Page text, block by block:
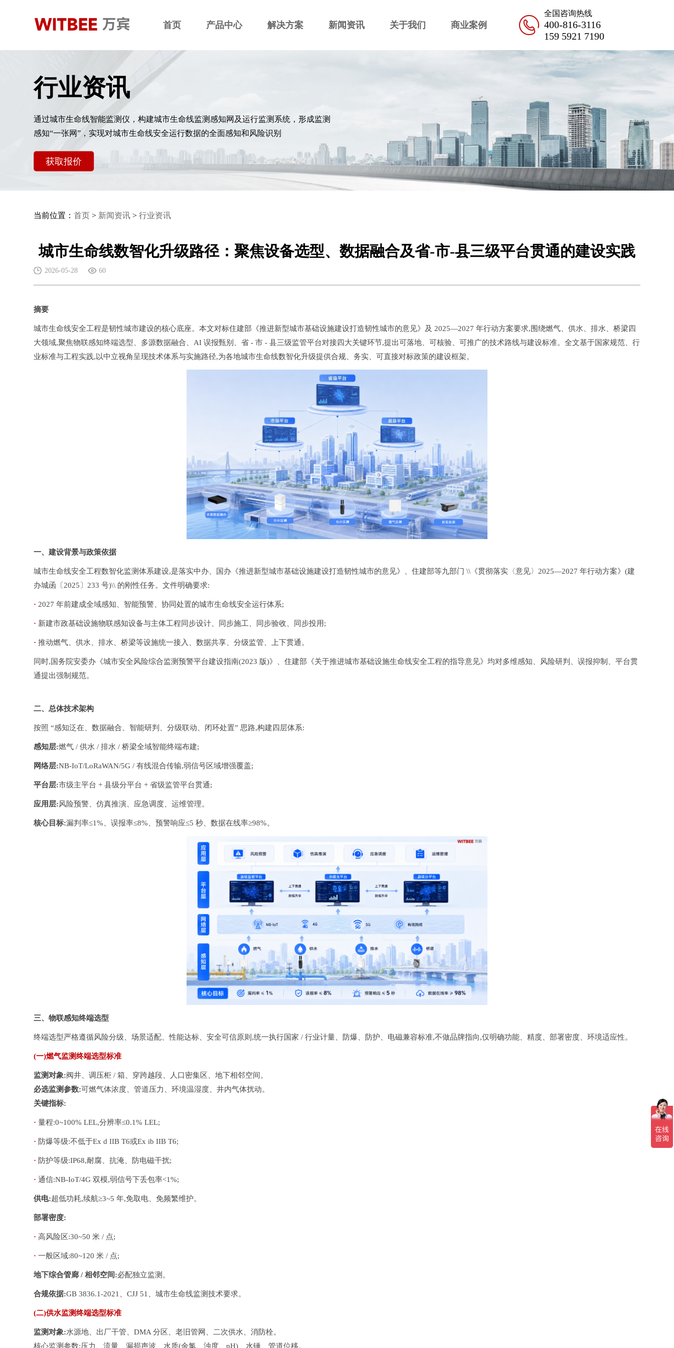
首页 产品中心 解决方案 新闻资讯 关于我们 商业案例
全国咨询热线
400-816-3116
159 5921 7190
行业资讯
通过城市生命线智能监测仪，构建城市生命线监测感知网及运行监测系统，形成监测
感知“一张网”，实现对城市生命线安全运行数据的全面感知和风险识别
获取报价
当前位置：首页 > 新闻资讯 >行业资讯
城市生命线数智化升级路径：聚焦设备选型、数据融合及省-市-县三级平台贯通的建设实践
2026-05-28 60
摘要
城市生命线安全工程是韧性城市建设的核心底座。本文对标住建部《推进新型城市基础设施建设打造韧性城市的意见》及 2025—2027 年行动方案要求,围绕燃气、供水、排水、桥梁四
大领域,聚焦物联感知终端选型、多源数据融合、AI 误报甄别、省 - 市 - 县三级监管平台对接四大关键环节,提出可落地、可核验、可推广的技术路线与建设标准。全文基于国家规范、行
业标准与工程实践,以中立视角呈现技术体系与实施路径,为各地城市生命线数智化升级提供合规、务实、可直接对标政策的建设框架。
一、建设背景与政策依据
城市生命线安全工程数智化监测体系建设,是落实中办、国办《推进新型城市基础设施建设打造韧性城市的意见》、住建部等九部门 \\《贯彻落实〈意见〉2025—2027 年行动方案》(建
办城函〔2025〕233 号)\\ 的刚性任务。文件明确要求:
· 2027 年前建成全域感知、智能预警、协同处置的城市生命线安全运行体系;
· 新建市政基础设施物联感知设备与主体工程同步设计、同步施工、同步验收、同步投用;
· 推动燃气、供水、排水、桥梁等设施统一接入、数据共享、分级监管、上下贯通。
同时,国务院安委办《城市安全风险综合监测预警平台建设指南(2023 版)》、住建部《关于推进城市基础设施生命线安全工程的指导意见》均对多维感知、风险研判、误报抑制、平台贯
通提出强制规范。
二、总体技术架构
按照 “感知泛在、数据融合、智能研判、分级联动、闭环处置” 思路,构建四层体系:
感知层:燃气 / 供水 / 排水 / 桥梁全域智能终端布建;
网络层:NB-IoT/LoRaWAN/5G / 有线混合传输,弱信号区域增强覆盖;
平台层:市级主平台 + 县级分平台 + 省级监管平台贯通;
应用层:风险预警、仿真推演、应急调度、运维管理。
核心目标:漏判率≤1%、误报率≤8%、预警响应≤5 秒、数据在线率≥98%。
三、物联感知终端选型
终端选型严格遵循风险分级、场景适配、性能达标、安全可信原则,统一执行国家 / 行业计量、防爆、防护、电磁兼容标准,不做品牌指向,仅明确功能、精度、部署密度、环境适应性。
(一)燃气监测终端选型标准
监测对象:阀井、调压柜 / 箱、穿跨越段、人口密集区、地下相邻空间。
必选监测参数:可燃气体浓度、管道压力、环境温湿度、井内气体扰动。
关键指标:
· 量程:0~100% LEL,分辨率≤0.1% LEL;
· 防爆等级:不低于Ex d IIB T6或Ex ib IIB T6;
· 防护等级:IP68,耐腐、抗淹、防电磁干扰;
· 通信:NB-IoT/4G 双模,弱信号下丢包率<1%;
供电:超低功耗,续航≥3~5 年,免取电、免频繁维护。
部署密度:
· 高风险区:30~50 米 / 点;
· 一般区域:80~120 米 / 点;
地下综合管廊 / 相邻空间:必配独立监测。
合规依据:GB 3836.1-2021、CJJ 51、城市生命线监测技术要求。
(二)供水监测终端选型标准
监测对象:水源地、出厂干管、DMA 分区、老旧管网、二次供水、消防栓。
核心监测参数:压力、流量、漏损声波、水质(余氯、浊度、pH)、水锤、管道位移。